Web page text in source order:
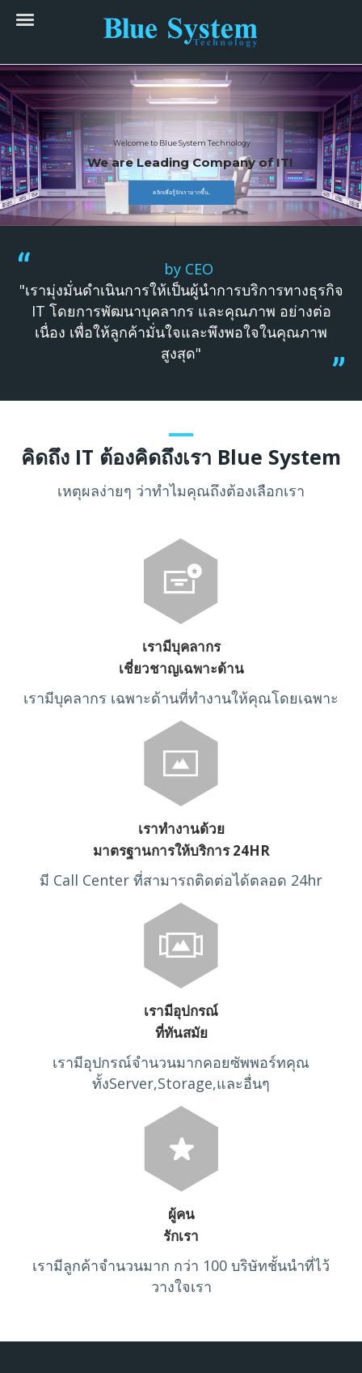
Welcome to Blue System Technology
คลิกเพื่อรู้จักเรามากขึ้น..
We are Leading Company of IT!
by CEO
"เรามุ่งมั่นดำเนินการให้เป็นผู้นำการบริการทางธุรกิจ
IT โดยการพัฒนาบุคลากร และคุณภาพ อย่างต่อ
เนื่อง เพื่อให้ลูกค้ามั่นใจและพึงพอใจในคุณภาพ
สูงสุด"
คิดถึง IT ต้องคิดถึงเรา Blue System
เหตุผลง่ายๆ ว่าทำไมคุณถึงต้องเลือกเรา
เรามีบุคลากร
เชี่ยวชาญเฉพาะด้าน
เรามีบุคลากร เฉพาะด้านที่ทำงานให้คุณโดยเฉพาะ
เราทำงานด้วย
มาตรฐานการให้บริการ 24HR
มี Call Center ที่สามารถติดต่อได้ตลอด 24hr
เรามีอุปกรณ์
ที่ทันสมัย
เรามีอุปกรณ์จำนวนมากคอยซัพพอร์ทคุณ
ทั้งServer,Storage,และอื่นๆ
ผู้คน
รักเรา
เรามีลูกค้าจำนวนมาก กว่า 100 บริษัทชั้นนำที่ไว้
วางใจเรา